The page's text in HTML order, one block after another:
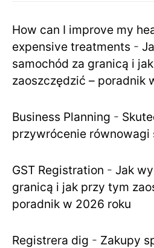
How can I improve my
expensive treatments -
samochód za granicą i
zaoszczędzić – poradnik
Business Planning -
przywrócenie równowagi
GST Registration - Jak
granicą i jak przy tym
poradnik w 2026 roku
Registrera dig - Zakupy